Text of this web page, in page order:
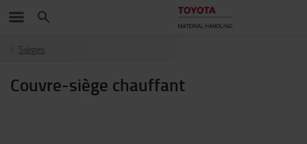
Sièges
Couvre-siège chauffant